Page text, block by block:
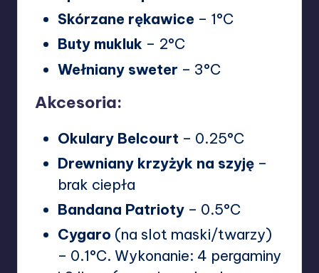
Skórzane rękawice – 1°C
Buty mukluk – 2°C
Wełniany sweter – 3°C
Akcesoria:
Okulary Belcourt – 0.25°C
Drewniany krzyżyk na szyję –
brak ciepła
Bandana Patrioty – 0.5°C
Cygaro (na slot maski/twarzy)
– 0.1°C. Wykonanie: 4 pergaminy